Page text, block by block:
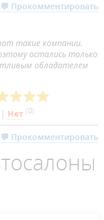
💬 Прокомментировать
такие компании.
остались только
обладателем
| Нет (0)
💬 Прокомментировать